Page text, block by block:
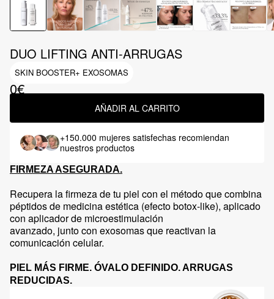
DUO LIFTING ANTI-ARRUGAS
SKIN BOOSTER+ EXOSOMAS
0€
AÑADIR AL CARRITO
+150.000 mujeres satisfechas recomiendan
nuestros productos
FIRMEZA ASEGURADA.
Recupera la firmeza de tu piel con el método que combina
péptidos de medicina estética (efecto botox-like), aplicado
con aplicador de microestimulación
avanzado, junto con exosomas que reactivan la
comunicación celular.
PIEL MÁS FIRME. ÓVALO DEFINIDO. ARRUGAS
REDUCIDAS.